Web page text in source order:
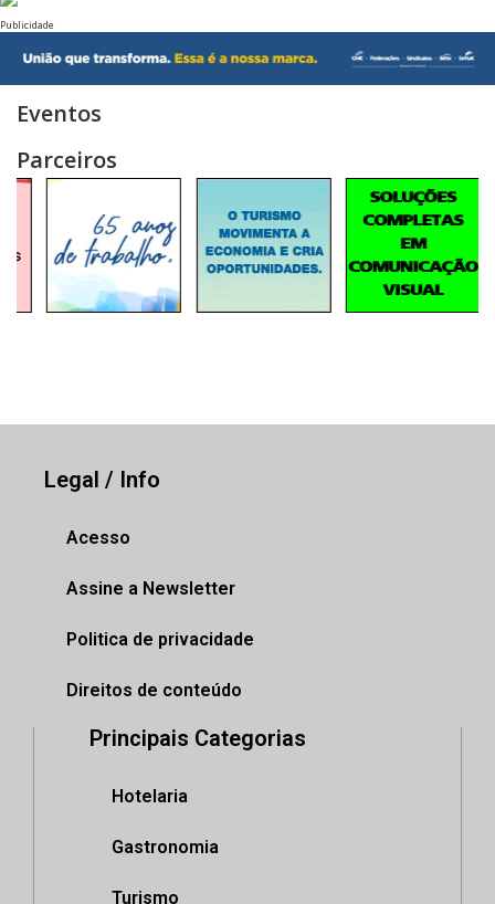
Publicidade
Eventos
Parceiros
Legal / Info
Acesso
Assine a Newsletter
Politica de privacidade
Direitos de conteúdo
Principais Categorias
Hotelaria
Gastronomia
Turismo